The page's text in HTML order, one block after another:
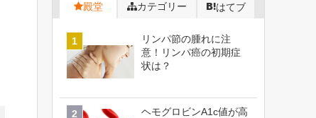
殿堂 カテゴリー はてブ
リンパ節の腫れに注
意！リンパ癌の初期症
状は？
ヘモグロビンA1c値が高